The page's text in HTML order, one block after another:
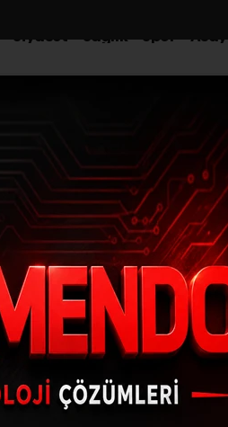
Siyaset Sağlık Spor